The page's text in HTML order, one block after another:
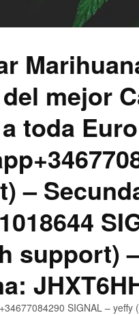
mejor
toda
–
support)
SIGNAL –